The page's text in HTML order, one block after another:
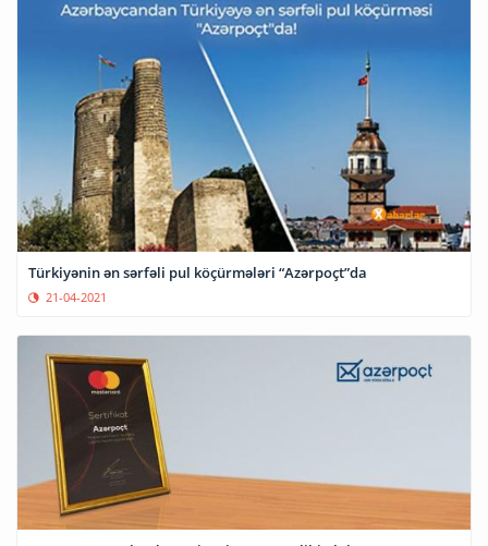
Türkiyənin ən sərfəli pul köçürmələri “Azərpoçt”da
21-04-2021